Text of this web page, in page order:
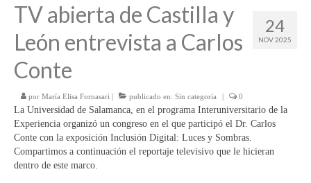
24
NOV 2025
TV abierta de Castilla y
León entrevista a Carlos
Conte
por María Elisa Fornasari publicado en: Sin categoría 0
La Universidad de Salamanca, en el programa Interuniversitario de la
Experiencia organizó un congreso en el que participó el Dr. Carlos
Conte con la exposición Inclusión Digital: Luces y Sombras.
Compartimos a continuación el reportaje televisivo que le hicieran
dentro de este marco.